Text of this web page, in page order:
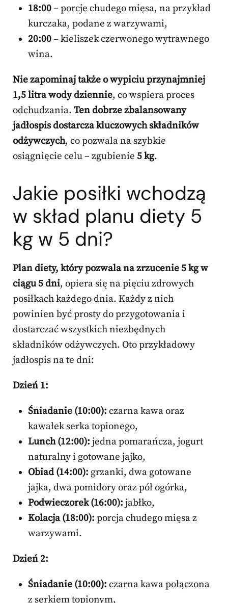
18:00– porcje chudego mięsa, na przykład
kurczaka, podane z warzywami,
20:00– kieliszek czerwonego wytrawnego
wina.
Nie zapominaj także o wypiciu przynajmniej
1,5 litra wody dziennie, co wspiera proces
odchudzania. Ten dobrze zbalansowany
jadłospis dostarcza kluczowych składników
odżywczych, co pozwala na szybkie
osiągnięcie celu – zgubienie 5 kg.
Jakie posiłki wchodzą
w skład planu diety 5
kg w 5 dni?
Plan diety, który pozwala na zrzucenie 5 kg w
ciągu 5 dni, opiera się na pięciu zdrowych
posiłkach każdego dnia. Każdy z nich
powinien być prosty do przygotowania i
dostarczać wszystkich niezbędnych
składników odżywczych. Oto przykładowy
jadłospis na te dni:
Dzień 1:
Śniadanie (10:00): czarna kawa oraz
kawałek serka topionego,
Lunch (12:00): jedna pomarańcza, jogurt
naturalny i gotowane jajko,
Obiad (14:00): grzanki, dwa gotowane
jajka, dwa pomidory oraz pół ogórka,
Podwieczorek (16:00): jabłko,
Kolacja (18:00): porcja chudego mięsa z
warzywami.
Dzień 2:
Śniadanie (10:00): czarna kawa połączona
z serkiem topionym,